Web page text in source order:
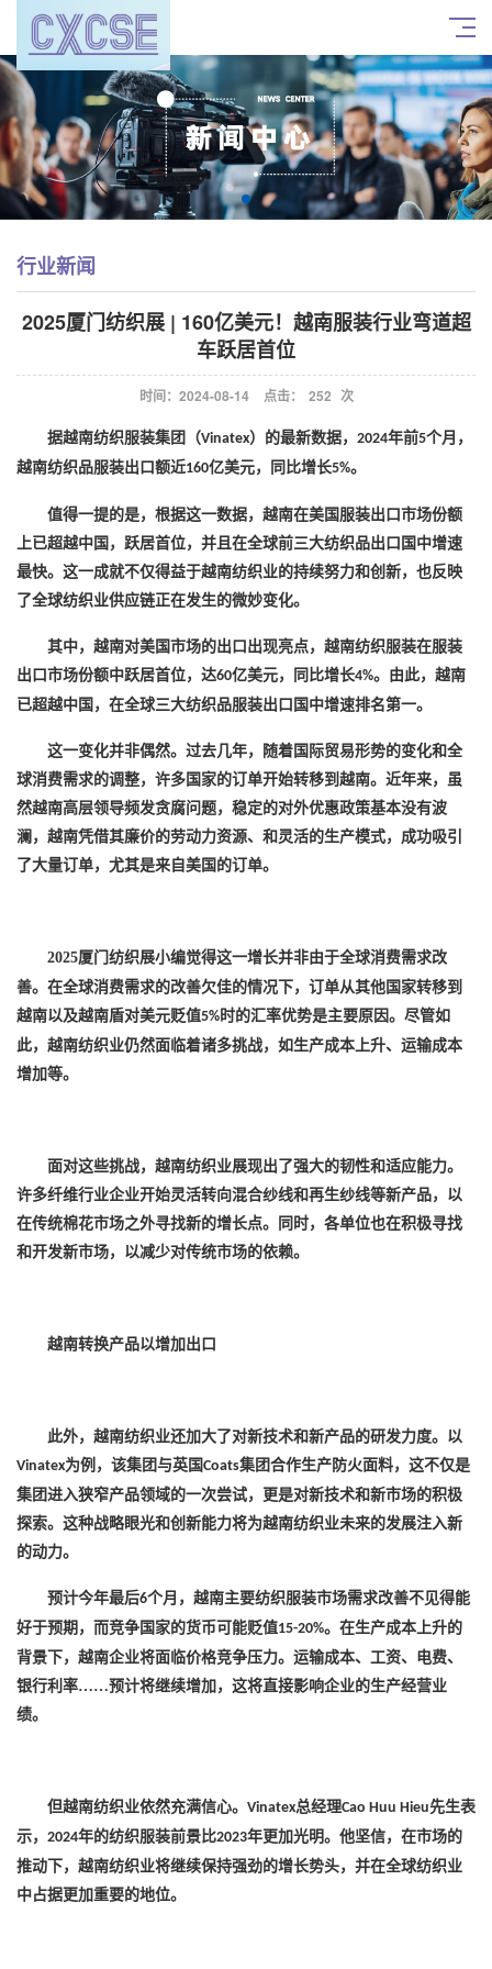
行业新闻
2025厦门纺织展 | 160亿美元！越南服装行业弯道超
车跃居首位
时间：2024-08-14 点击： 252 次
据越南纺织服装集团（Vinatex）的最新数据， 2024年前5个月，
越南纺织品服装出口额近160亿美元，同比增长5%。
值得一提的是，根据这一数据，越南在美国服装出口市场份额
上已超越中国，跃居首位，并且在全球前三大纺织品出口国中增速
最快。这一成就不仅得益于越南纺织业的持续努力和创新，也反映
了全球纺织业供应链正在发生的微妙变化。
其中，越南对美国市场的出口出现亮点，越南纺织服装在服装
出口市场份额中跃居首位，达60亿美元，同比增长4%。由此，越南
已超越中国，在全球三大纺织品服装出口国中增速排名第一。
这一变化并非偶然。过去几年，随着国际贸易形势的变化和全
球消费需求的调整，许多国家的订单开始转移到越南。近年来，虽
然越南高层领导频发贪腐问题，稳定的对外优惠政策基本没有波
澜，越南凭借其廉价的劳动力资源、和灵活的生产模式，成功吸引
了大量订单，尤其是来自美国的订单。
2025厦门纺织展小编觉得这一增长并非由于全球消费需求改
善。在全球消费需求的改善欠佳的情况下，订单从其他国家转移到
越南以及越南盾对美元贬值5%时的汇率优势是主要原因。尽管如
此，越南纺织业仍然面临着诸多挑战，如生产成本上升、运输成本
增加等。
面对这些挑战，越南纺织业展现出了强大的韧性和适应能力。
许多纤维行业企业开始灵活转向混合纱线和再生纱线等新产品，以
在传统棉花市场之外寻找新的增长点。同时，各单位也在积极寻找
和开发新市场，以减少对传统市场的依赖。
越南转换产品以增加出口
此外，越南纺织业还加大了对新技术和新产品的研发力度。以
Vinatex为例，该集团与英国Coats集团合作生产防火面料，这不仅是
集团进入狭窄产品领域的一次尝试，更是对新技术和新市场的积极
探索。这种战略眼光和创新能力将为越南纺织业未来的发展注入新
的动力。
预计今年最后6个月，越南主要纺织服装市场需求改善不见得能
好于预期，而竞争国家的货币可能贬值15-20%。在生产成本上升的
背景下，越南企业将面临价格竞争压力。运输成本、工资、电费、
银行利率……预计将继续增加，这将直接影响企业的生产经营业
绩。
但越南纺织业依然充满信心。 Vinatex总经理Cao Huu Hieu先生表
示， 2024年的纺织服装前景比2023年更加光明。他坚信，在市场的
推动下，越南纺织业将继续保持强劲的增长势头，并在全球纺织业
中占据更加重要的地位。